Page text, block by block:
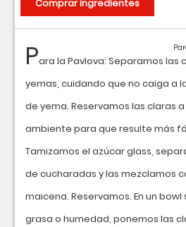
Para la Pavlova: Separamos las
yemas, cuidando que no caiga a
de yema. Reservamos las claras
ambiente para que resulte más
Tamizamos el azúcar glass,
de cucharadas y las mezclamos
maicena. Reservamos. En un bowl
grasa o humedad, ponemos las
Comprar ingredientes